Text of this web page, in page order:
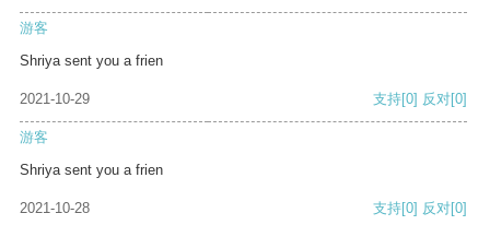
游客
Shriya sent you a frien
2021-10-29 支持[0] 反对[0]
游客
Shriya sent you a frien
2021-10-28 支持[0] 反对[0]